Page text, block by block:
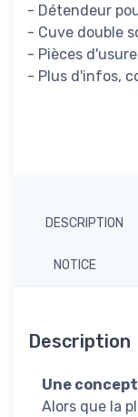
- Détendeur
- Cuve double
- Pièces
- Plus d'infos,
DESCRIPTION
NOTICE
Description
Une
Alors que la